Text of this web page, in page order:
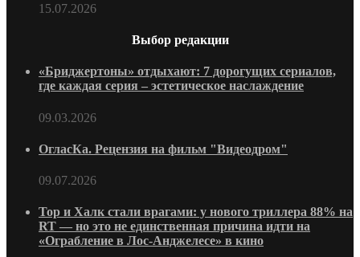
15.07.2026
Выбор редакции
«Бриджертоны» отдыхают: 7 дорогущих сериалов,
где каждая серия – эстетическое наслаждение
09.03.2026
ОгласКа. Рецензия на фильм "Видеодром"
09.07.2026
Тор и Халк стали врагами: у нового триллера 88% на
RT — но это не единственная причина идти на
«Ограбление в Лос-Анджелесе» в кино